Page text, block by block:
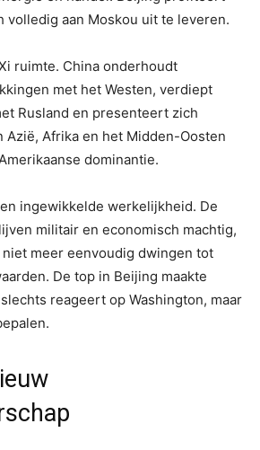
volledig aan Moskou uit te leveren.
ruimte. China onderhoudt
met het Westen, verdiept
Rusland en presenteert zich
Azië, Afrika en het Midden-Oosten
dominantie.
ingewikkelde werkelijkheid. De
militair en economisch machtig,
niet meer eenvoudig dwingen tot
De top in Beijing maakte
reageert op Washington, maar